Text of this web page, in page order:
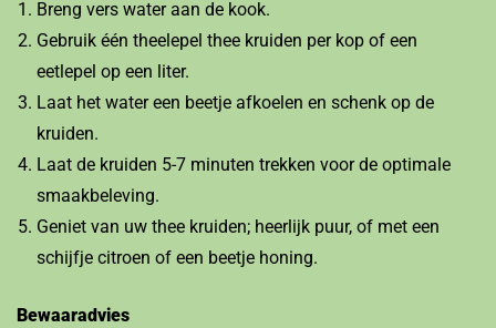
Breng vers water aan de kook.
Gebruik één theelepel thee kruiden per kop of een
eetlepel op een liter.
Laat het water een beetje afkoelen en schenk op de
kruiden.
Laat de kruiden 5-7 minuten trekken voor de optimale
smaakbeleving.
Geniet van uw thee kruiden; heerlijk puur, of met een
schijfje citroen of een beetje honing.
Bewaaradvies